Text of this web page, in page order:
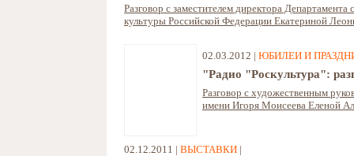
Разговор с заместителем директора
культуры Российской Федерации Екатериной
02.03.2012 | ЮБИЛЕИ И
"Радио "Роскультура":
Разговор с художественным
имени Игоря Моисеева Еленой
02.12.2011 | ВЫСТАВКИ |